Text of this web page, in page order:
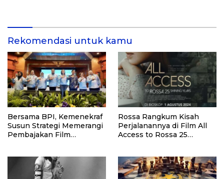
Rekomendasi untuk kamu
Bersama BPI, Kemenekraf
Susun Strategi Memerangi
Pembajakan Film
Rossa Rangkum Kisah
Perjalanannya di Film All
Access to Rossa 25